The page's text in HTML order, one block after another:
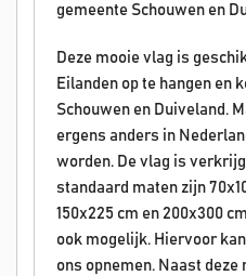
gemeente Schouwen en
Deze mooie vlag is
Eilanden op te hangen en
Schouwen en Duiveland.
ergens anders in
worden. De vlag is
standaard maten zijn
150x225 cm en 200x300
ook mogelijk. Hiervoor
ons opnemen. Naast